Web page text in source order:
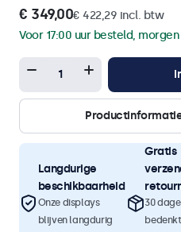
€ 349,00€ 422,29 incl. btw
Voor 17:00 uur besteld,
Langdurige
beschikbaarheid
Onze displays
blijven langdurig
Gratis
30